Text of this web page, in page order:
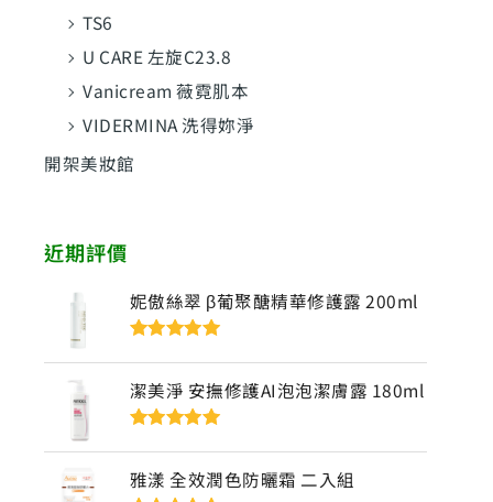
TS6
U CARE 左旋C23.8
Vanicream 薇霓肌本
VIDERMINA 洗得妳淨
開架美妝館
近期評價
妮傲絲翠 β葡聚醣精華修護露 200ml
5
潔美淨 安撫修護AI泡泡潔膚露 180ml
5
雅漾 全效潤色防曬霜 二入組